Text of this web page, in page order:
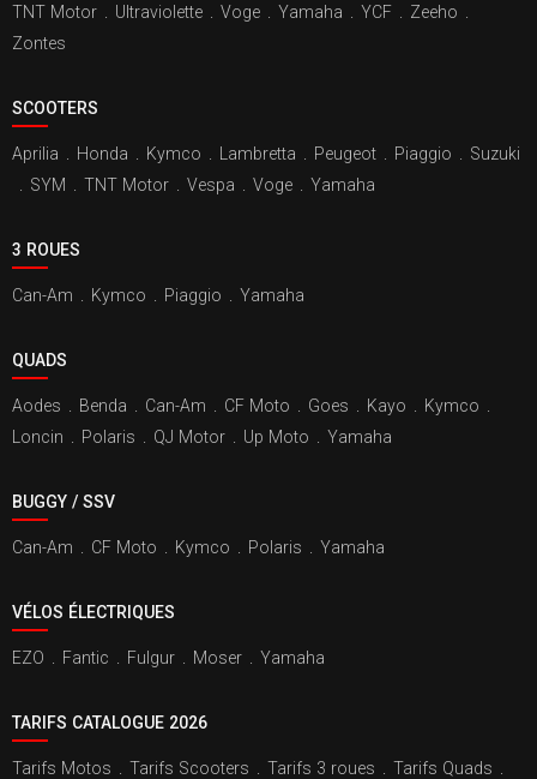
TNT Motor
Ultraviolette Voge Yamaha YCF Zeeho
Zontes
SCOOTERS
Aprilia Honda Kymco Lambretta Peugeot Piaggio
Suzuki
SYM TNT Motor Vespa Voge Yamaha
3 ROUES
Can-Am Kymco Piaggio Yamaha
QUADS
Aodes Benda Can-Am CF Moto Goes Kayo Kymco
Loncin
Polaris QJ Motor Up Moto Yamaha
BUGGY / SSV
Can-Am CF Moto Kymco Polaris Yamaha
VÉLOS ÉLECTRIQUES
EZO Fantic Fulgur Moser Yamaha
TARIFS CATALOGUE 2026
Tarifs Motos Tarifs Scooters Tarifs 3 roues Tarifs Quads